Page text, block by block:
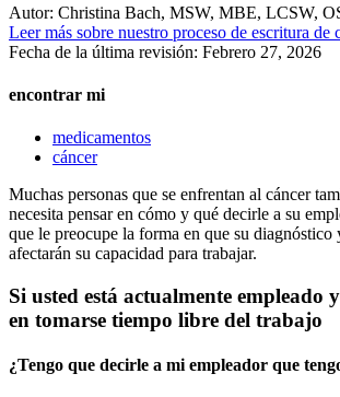
Autor: Christina Bach, MSW, MBE, LCSW,
Leer más sobre nuestro proceso de escritura de
Fecha de la última revisión: Febrero 27, 2026
encontrar mi
medicamentos
cáncer
Muchas personas que se enfrentan al cáncer
necesita pensar en cómo y qué decirle a su
que le preocupe la forma en que su diagnóstico
afectarán su capacidad para trabajar.
Si usted está actualmente empleado
en tomarse tiempo libre del trabajo
¿Tengo que decirle a mi empleador que